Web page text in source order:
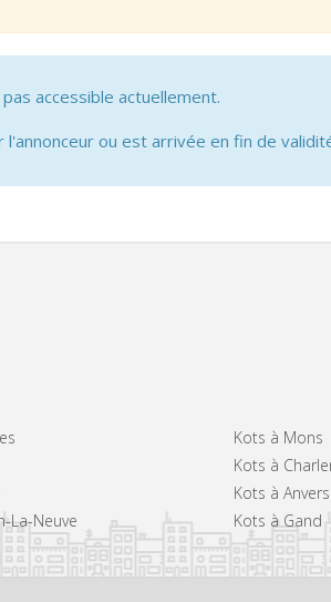
accessible actuellement.
ou est arrivée en fin de
La-Neuve
Kots à Mons
Kots à
Kots à Anvers
Kots à Gand